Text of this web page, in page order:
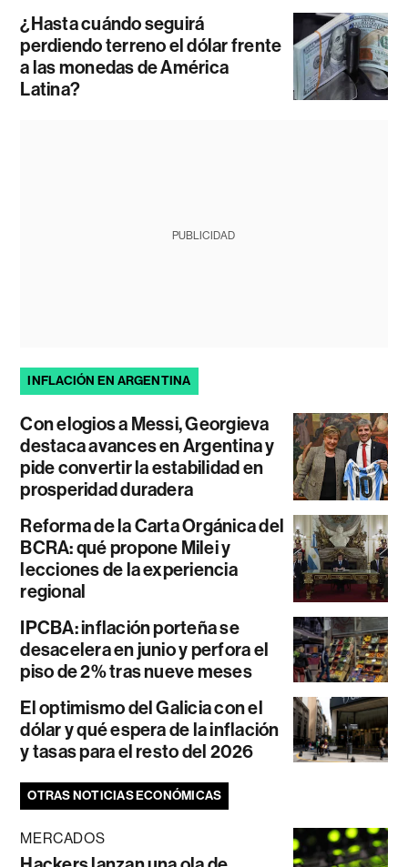
¿Hasta cuándo seguirá
perdiendo terreno el dólar frente
a las monedas de América
Latina?
PUBLICIDAD
INFLACIÓN EN ARGENTINA
Con elogios a Messi, Georgieva
destaca avances en Argentina y
pide convertir la estabilidad en
prosperidad duradera
Reforma de la Carta Orgánica del
BCRA: qué propone Milei y
lecciones de la experiencia
regional
IPCBA: inflación porteña se
desacelera en junio y perfora el
piso de 2% tras nueve meses
El optimismo del Galicia con el
dólar y qué espera de la inflación
y tasas para el resto del 2026
OTRAS NOTICIAS ECONÓMICAS
MERCADOS